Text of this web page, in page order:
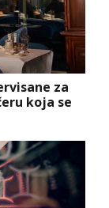
za
koja se